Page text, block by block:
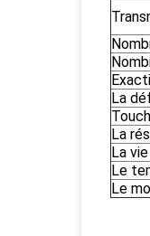
La
La
La
Le
Le